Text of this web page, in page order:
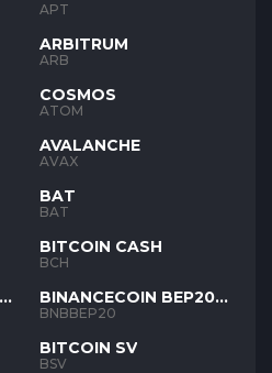
APT
ARBITRUM
ARB
COSMOS
ATOM
AVALANCHE
AVAX
BAT
BAT
BITCOIN CASH
BCH
BINANCECOIN BEP20
BNB
BNBBEP20
BITCOIN SV
BSV